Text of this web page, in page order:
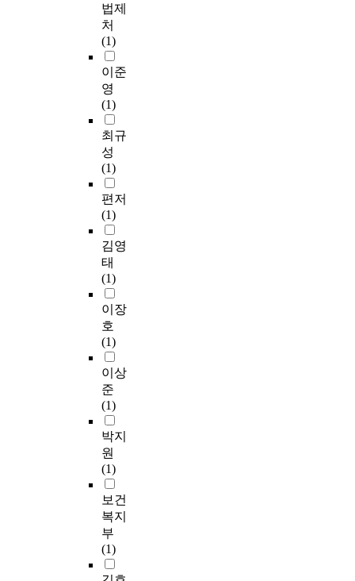
법제
처
(1)
이준
영
(1)
최규
성
(1)
편저
(1)
김영
태
(1)
이장
호
(1)
이상
준
(1)
박지
원
(1)
보건
복지
부
(1)